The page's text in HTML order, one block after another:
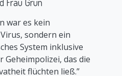
war es kein
sondern ein
System inklusive
Geheimpolizei, das die
flüchten ließ.”